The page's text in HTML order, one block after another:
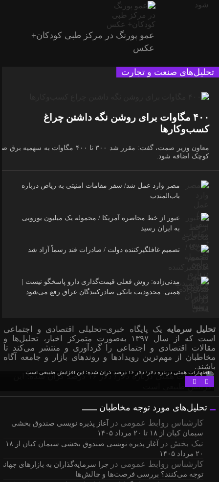
عمو پورنگ در مرکز طبی کودکان+
عکس
تحلیل‌های صنعت و تجارت
۴۰۰ مگاوات برای روشن نگه داشتن چراغ
کسب‌وکار‌ها
معاون وزیر صمت، گفت: مقرر شد ۳۰۰ تا ۴۰۰ مگاوات به سهمیه
کوچک اضافه شود.
مصر وارد عمل شد/ سفر مقامات امنیتی به ریاض درباره
باب‌المندب
عبور از خط محاصره آمریکا / محموله یک میلیون یورویی
به ایران رسید
تصمیم غافلگیرکننده دولت / صادرات قند رسماً آزاد شد
مدنی‌زاده: روش فعلی قیمت‌گذاری دارو پاسخگو نیست |
همتی: محدودیت بانکی صادرکنندگان عراق رفع می‌شود
تحلیل سرمایه یک پایگاه خبری–تحلیلی اقتصادی و اجتماعی
است که از سال ۱۳۹۷ به‌صورت متمرکز اخبار، تحلیل‌ها و
مقالات اقتصادی و اجتماعی را گردآوری و منتشر می‌کند تا
مخاطبان از مهم‌ترین رویدادها و روندهای بازار و جامعه آگاه
باشند.
اظهارات همتی درباره دلار/ دلار ۱۶ درصد گران شده؛ این افزایش طبیعی است
تحلیل‌های مورد توجه مخاطبان
کارشناس روابط عمومی در
آغاز پذیره نویسی صندوق بخشی
سیمان کیان از ۱۸ تا ۲۰ مرداد ۱۴۰۵
نیک بخش در
۲۰ مرداد ۱۴۰۵
کارشناس روابط عمومی در
چرا سرمایه‌گذاران به بازارهای
توجه می‌کنند؟ بررسی فرصت‌ها و چالش‌ها